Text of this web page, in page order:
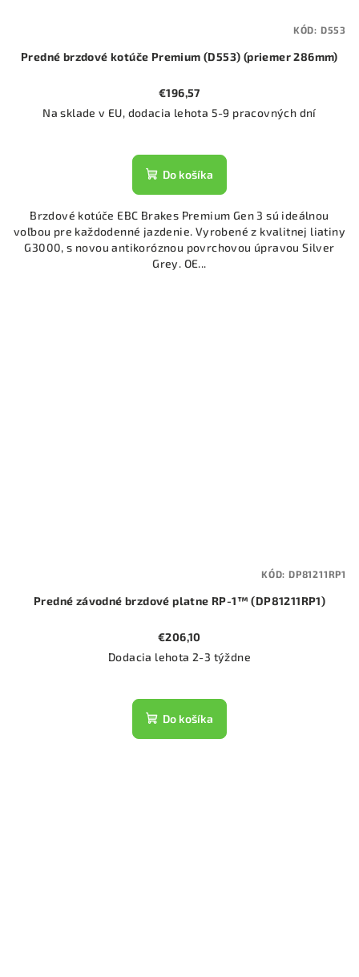
Predné brzdové kotúče Premium (D553) (priemer 286mm)
€196,57
Na sklade v EU, dodacia lehota 5-9 pracovných dní
Do košíka
Brzdové kotúče EBC Brakes Premium Gen 3 sú ideálnou
voľbou pre každodenné jazdenie. Vyrobené z kvalitnej liatiny
G3000, s novou antikoróznou povrchovou úpravou Silver
Grey. OE...
KÓD: D553
Predné závodné brzdové platne RP-1™ (DP81211RP1)
€206,10
Dodacia lehota 2-3 týždne
Do košíka
KÓD: DP81211RP1